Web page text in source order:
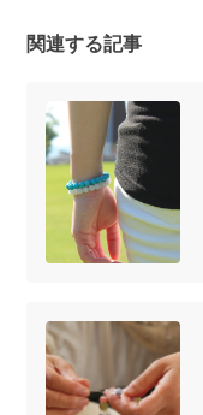
関連する記事